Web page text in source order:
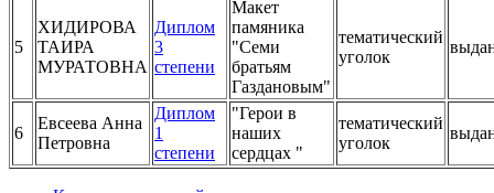
5
ХИДИРОВА
ТАИРА
МУРАТОВНА
Диплом
3
степени
Макет
памяника
"Семи
братьям
Газдановым"
тематический
уголок
6
Евсеева Анна
Петровна
Диплом
1
степени
"Герои в
наших
сердцах "
тематический
уголок